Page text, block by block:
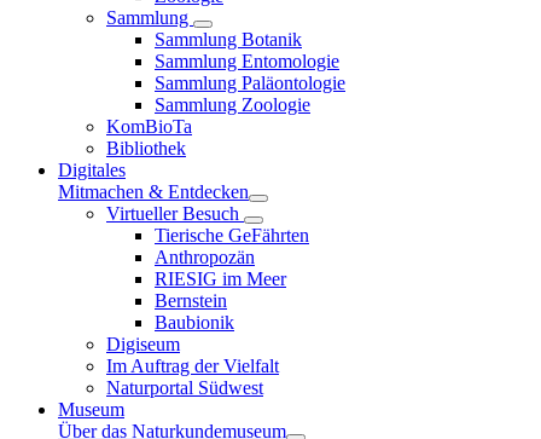
Sammlung
Sammlung Botanik
Sammlung Entomologie
Sammlung Paläontologie
Sammlung Zoologie
KomBioTa
Bibliothek
Digitales
Mitmachen & Entdecken
Virtueller Besuch
Tierische GeFährten
Anthropozän
RIESIG im Meer
Bernstein
Baubionik
Digiseum
Im Auftrag der Vielfalt
Naturportal Südwest
Museum
Über das Naturkundemuseum